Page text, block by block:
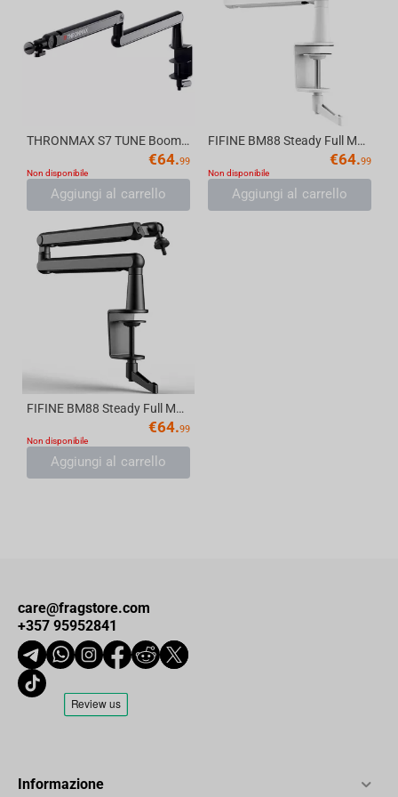
THRONMAX S7 TUNE Boom Arm Stand, black
€64.99
Non disponibile
Aggiungi al carrello
FIFINE BM88 Steady Full Metal High End Boom Arm Stand, White
€64.99
Non disponibile
Aggiungi al carrello
FIFINE BM88 Steady Full Metal High End Boom Arm Stand, Black
€64.99
Non disponibile
Aggiungi al carrello
care@fragstore.com
+357 95952841
Informazione